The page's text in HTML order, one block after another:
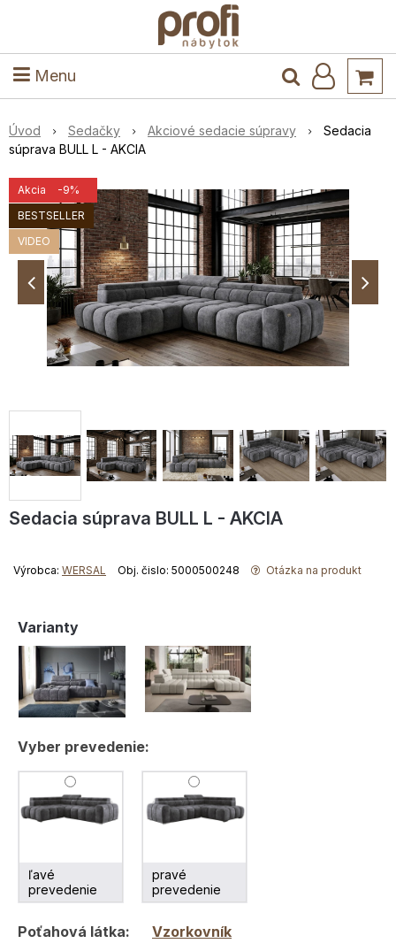
Menu
Kuchyňa a jedáleň
Úvod Sedačky Akciové sedacie súpravy
Sedacia
súprava BULL L - AKCIA
Akcia
-9%
BESTSELLER
VIDEO
Sedacia súprava BULL L - AKCIA
Výrobca: WERSAL Obj. čislo: 5000500248 Otázka na produkt
Varianty
Vyber prevedenie:
ľavé
prevedenie
pravé
prevedenie
Poťahová látka: Vzorkovník